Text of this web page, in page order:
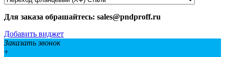
Для заказа обрашайтесь: sales@pndproff.ru
Добавить виджет
Заказать звонок
+